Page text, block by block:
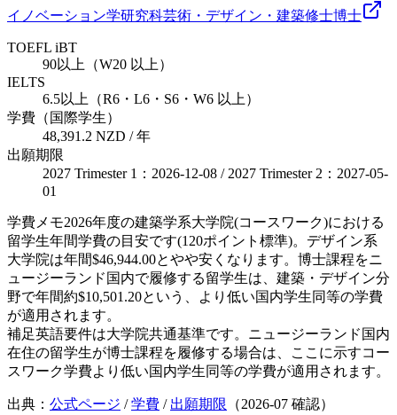
イノベーション学研究科芸術・デザイン・建築修士博士
TOEFL iBT
90以上（W20 以上）
IELTS
6.5以上（R6・L6・S6・W6 以上）
学費（国際学生）
48,391.2 NZD / 年
出願期限
2027 Trimester 1：2026-12-08 / 2027 Trimester 2：2027-05-
01
学費メモ2026年度の建築学系大学院(コースワーク)における
留学生年間学費の目安です(120ポイント標準)。デザイン系
大学院は年間$46,944.00とやや安くなります。博士課程をニ
ュージーランド国内で履修する留学生は、建築・デザイン分
野で年間約$10,501.20という、より低い国内学生同等の学費
が適用されます。
補足英語要件は大学院共通基準です。ニュージーランド国内
在住の留学生が博士課程を履修する場合は、ここに示すコー
スワーク学費より低い国内学生同等の学費が適用されます。
出典： 公式ページ /学費 / 出願期限 （2026-07 確認）